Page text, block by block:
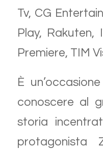
Tv, CG
Play, Rakuten,
Premiere, TIM
È
conoscere al
storia
protagonista